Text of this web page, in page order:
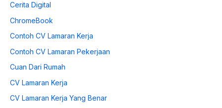
Cerita Digital
ChromeBook
Contoh CV Lamaran Kerja
Contoh CV Lamaran Pekerjaan
Cuan Dari Rumah
CV Lamaran Kerja
CV Lamaran Kerja Yang Benar